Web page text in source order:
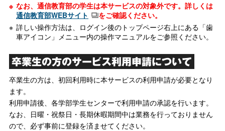
なお、通信教育部の学生は本サービスの対象外です。詳しくは
通信教育部WEBサイト
をご確認ください。
詳しい操作方法は、ログイン後のトップページ右上にある「歯
車アイコン」メニュー内の操作マニュアルをご参照ください。
卒業生の方のサービス利用申請について
卒業生の方は、初回利用時に本サービスの利用申請が必要となり
ます。
利用申請後、各学部学生センターで利用申請の承認を行います。
なお、日曜・祝祭日・長期休暇期間中は業務を行っておりません
ので、必ず事前に登録を済ませてください。